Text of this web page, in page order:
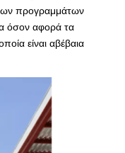
προγραμμάτων
όσον αφορά τα
είναι αβέβαια